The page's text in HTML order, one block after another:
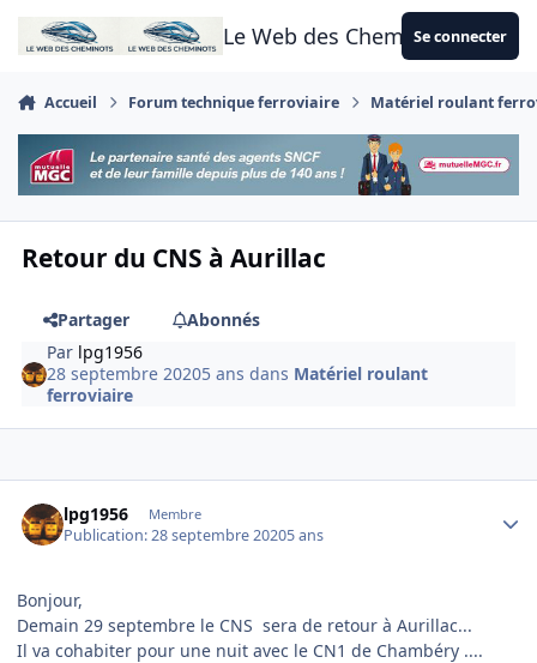
Aller au contenu
Le Web des CheminotsSe connecter
Accueil Forum technique ferroviaire Matériel roulant
Retour du CNS à Aurillac
Partager
Abonnés
Par lpg1956
28 septembre 20205 ans dans Matériel roulant
ferroviaire
lpg1956 Membre
Publication:28 septembre 20205 ans
Bonjour,
Demain 29 septembre le CNS sera de retour à Aurillac...
Il va cohabiter pour une nuit avec le CN1 de Chambéry ....